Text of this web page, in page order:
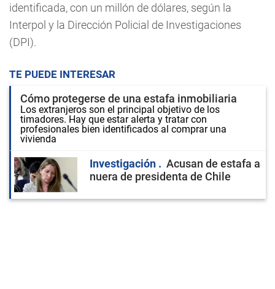
identificada, con un millón de dólares, según la
Interpol y la Dirección Policial de Investigaciones
(DPI).
TE PUEDE INTERESAR
Cómo protegerse de una estafa inmobiliaria
Los extranjeros son el principal objetivo de los
timadores. Hay que estar alerta y tratar con
profesionales bien identificados al comprar una
vivienda
Investigación
Acusan de estafa a
nuera de presidenta de Chile